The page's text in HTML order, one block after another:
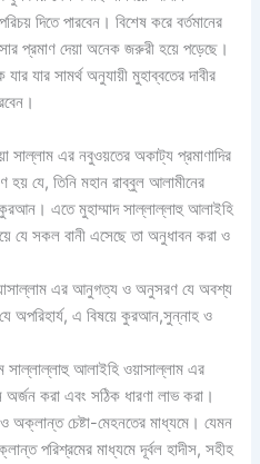
দিতে পারবেন। বিশেষ করে বর্তমানের
প্রমাণ দেয়া অনেক জরুরী হয়ে পড়েছে।
যার সামর্থ অনুযায়ী মুহাব্বতের দাবীর
সাল্লাম এর নবুওয়তের অকাট্য প্রমাণাদির
হয় যে, তিনি মহান রাব্বুল আলামীনের
এতে মুহাম্মাদ সাল্লাল্লাহু আলাইহি
যে সকল বানী এসেছে তা অনুধাবন করা ও
এর আনুগত্য ও অনুসরণ যে অবশ্য
অপরিহার্য, এ বিষয়ে কুরআন,সুন্নাহ ও
আলাইহি ওয়াসাল্লাম এর
অর্জন করা এবং সঠিক ধারণা লাভ করা।
চেষ্টা-মেহনতের মাধ্যমে। যেমন
পরিশ্রমের মাধ্যমে দূর্বল হাদীস, সহীহ